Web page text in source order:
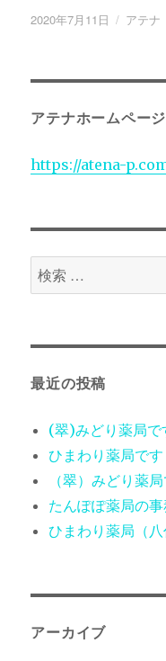
投
2020年7月11日
カ
リ
アテナ
アテナホームペー
https://atena-
検
索
象:
最近の投稿
(翠)みどり薬局で
ひまわり薬局です
（翠）みどり薬
たんぽぽ薬局の
ひまわり薬局（
アーカイブ